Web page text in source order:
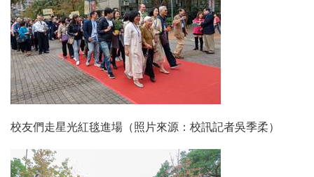
校友們走星光紅毯進場（照片來源：校訊記者吳季柔）